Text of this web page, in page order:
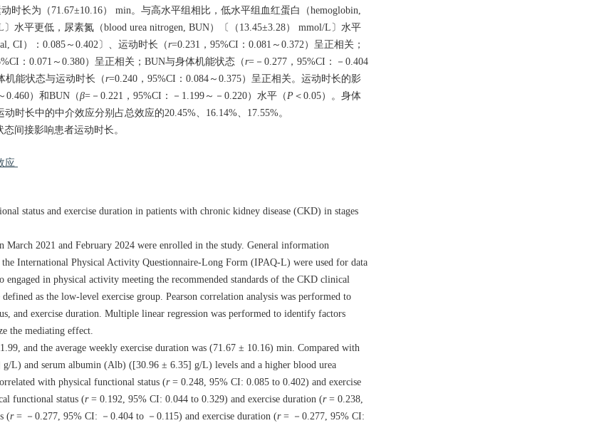
时长为（71.67±10.16） min。与高水平组相比，低水平组血红蛋白（hemoglobin,
水平更低，尿素氮（blood urea nitrogen, BUN）〔（13.45±3.28） mmol/L〕水平
CI）：0.085～0.402〕、运动时长（r=0.231，95%CI：0.081～0.372）呈正相关；
：0.071～0.380）呈正相关；BUN与身体机能状态（r=－0.277，95%CI：－0.404
机能状态与运动时长（r=0.240，95%CI：0.084～0.375）呈正相关。运动时长的影
0.460）和BUN（β=－0.221，95%CI：－1.199～－0.220）水平（P＜0.05）。身体
长中的中介效应分别占总效应的20.45%、16.14%、17.55%。
间接影响患者运动时长。
应
status and exercise duration in patients with chronic kidney disease (CKD) in stages
2021 and February 2024 were enrolled in the study. General information
International Physical Activity Questionnaire-Long Form (IPAQ-L) were used for data
in physical activity meeting the recommended standards of the CKD clinical
as the low-level exercise group. Pearson correlation analysis was performed to
and exercise duration. Multiple linear regression was performed to identify factors
the mediating effect.
and the average weekly exercise duration was (71.67 ± 10.16) min. Compared with
L) and serum albumin (Alb) ([30.96 ± 6.35] g/L) levels and a higher blood urea
with physical functional status (r= 0.248, 95% CI: 0.085 to 0.402) and exercise
functional status (r= 0.192, 95% CI: 0.044 to 0.329) and exercise duration (r= 0.238,
(r= －0.277, 95% CI: －0.404 to －0.115) and exercise duration (r= －0.277, 95% CI: